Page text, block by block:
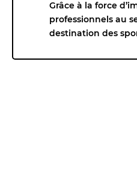
Grâce à la force
professionnels au
destination des